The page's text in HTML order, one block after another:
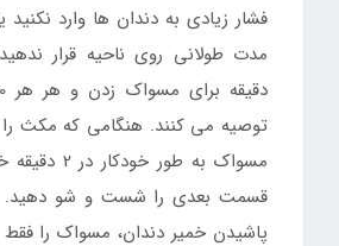
فشار زیادی به دندان ها وارد
توصیه می کنند. هنگامی که مکث
مسواک به
قسمت بعدی را شست و شو دهید.
پاشیدن خمیر دندان، مسواک را